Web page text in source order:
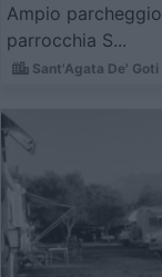
Ampio
parrocchia S...
Sant'Agata De'